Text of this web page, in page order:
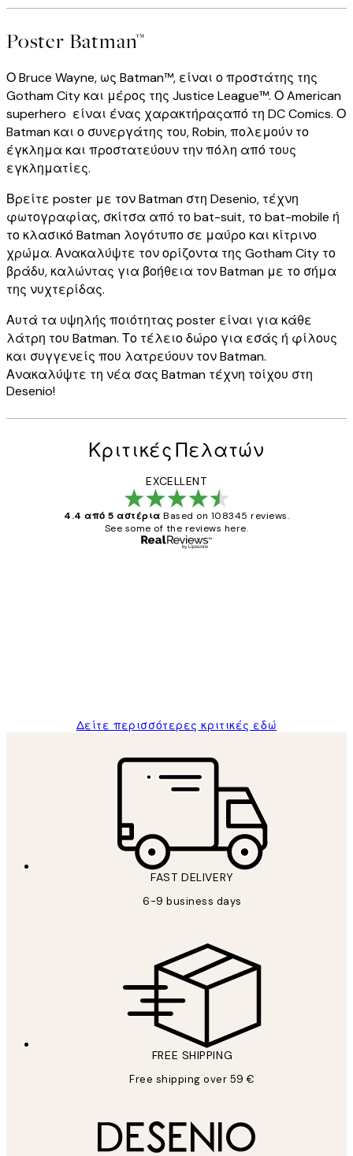
Poster Batman™
Ο Bruce Wayne, ως Batman™, είναι ο προστάτης της
Gotham City και μέρος της Justice League™. Ο American
superhero είναι ένας χαρακτήραςαπό τη DC Comics. Ο
Batman και ο συνεργάτης του, Robin, πολεμούν το
έγκλημα και προστατεύουν την πόλη από τους
εγκληματίες.
Βρείτε poster με τον Batman στη Desenio, τέχνη
φωτογραφίας, σκίτσα από το bat-suit, το bat-mobile ή
το κλασικό Batman λογότυπο σε μαύρο και κίτρινο
χρώμα. Ανακαλύψτε τον ορίζοντα της Gotham City το
βράδυ, καλώντας για βοήθεια τον Batman με το σήμα
της νυχτερίδας.
Αυτά τα υψηλής ποιότητας poster είναι για κάθε
λάτρη του Batman. Το τέλειο δώρο για εσάς ή φίλους
και συγγενείς που λατρεύουν τον Batman.
Ανακαλύψτε τη νέα σας Batman τέχνη τοίχου στη
Desenio!
Κριτικές Πελατών
EXCELLENT
4.4 από 5 αστέρια Based on 108345 reviews.
See some of the reviews here.
Δείτε περισσότερες κριτικές εδώ
FAST DELIVERY
6-9 business days
FREE SHIPPING
Free shipping over 59 €